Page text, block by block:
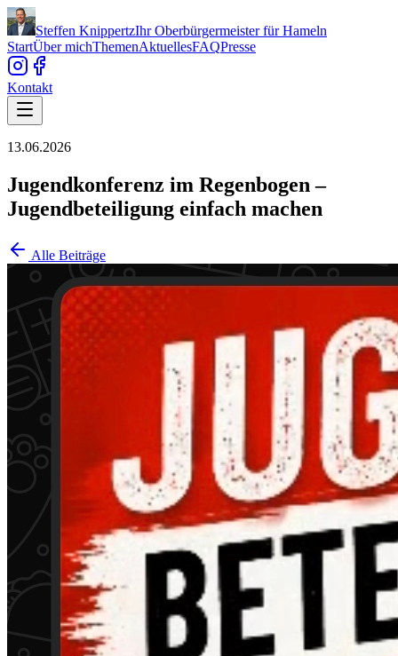
Steffen KnippertzIhr Oberbürgermeister für Hameln
StartÜber michThemenAktuellesFAQPresse
Kontakt
13.06.2026
Jugendkonferenz im Regenbogen –
Jugendbeteiligung einfach machen
Alle Beiträge